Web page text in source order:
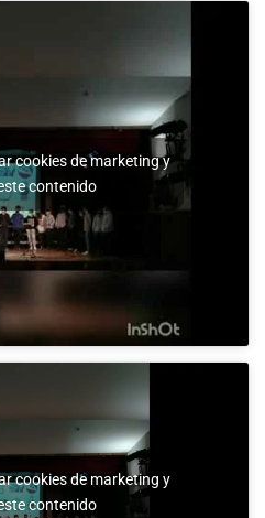
cookies de marketing y
contenido
cookies de marketing y
contenido